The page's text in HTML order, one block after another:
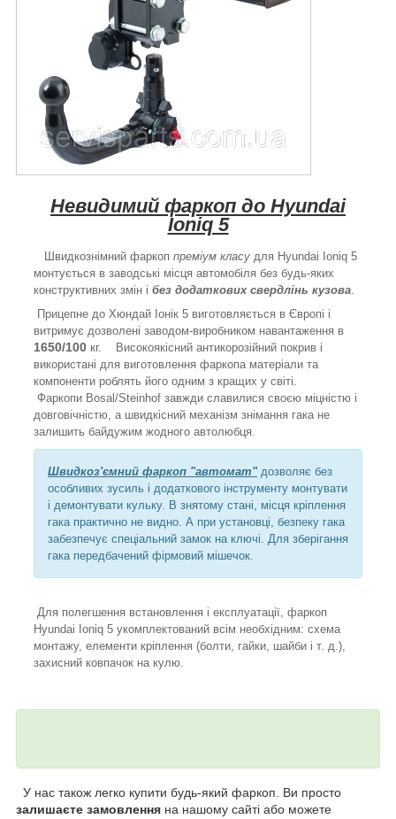
Невидимий фаркоп до Hyundai
Ioniq 5
Швидкознімний фаркоп преміум класу для Hyundai Ioniq 5
монтується в заводські місця автомобіля без будь-яких
конструктивних змін і без додаткових свердлінь кузова
Прицепне до Хюндай Іонік 5 виготовляється в Європі і
витримує дозволені заводом-виробником навантаження в
1650/100 кг. Високоякісний антикорозійний покрив і
використані для виготовлення фаркопа матеріали та
компоненти роблять його одним з кращих у світі.
Фаркопи Bosal/Steinhof завжди славилися своєю міцністю і
довговічністю, а швидкісний механізм знімання гака не
залишить байдужим жодного автолюбця.
Швидкоз'ємний фаркоп "автомат"дозволяє без
особливих зусиль і додаткового інструменту монтувати
і демонтувати кульку. В знятому стані, місця кріплення
гака практично не видно. А при установці, безпеку гака
забезпечує спеціальний замок на ключі. Для зберігання
гака передбачений фірмовий мішечок.
Для полегшення встановлення і експлуатації, фаркоп
Hyundai Ioniq 5 укомплектований всім необхідним: схема
монтажу, елементи кріплення (болти, гайки, шайби і т. д.),
захисний ковпачок на кулю.
У нас також легко купити будь-який фаркоп. Ви просто
залишаєте замовлення на нашому сайті або можете